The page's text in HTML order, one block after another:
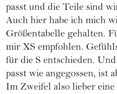
passt und die Teile sind
Auch hier habe ich mich
Größentabelle gehalten.
mir XS empfohlen.
für die S entschieden.
passt wie angegossen, ist
Im Zweifel also lieber